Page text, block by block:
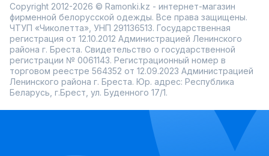
Copyright 2012-2026 © Ramonki.kz - интернет-магазин
фирменной белорусской одежды. Все права защищены.
ЧТУП «Чиколетта», УНП 291136513. Государственная
регистрация от 12.10.2012 Администрацией Ленинского
района г. Бреста. Свидетельство о государственной
регистрации № 0061143. Регистрационный номер в
торговом реестре 564352 от 12.09.2023 Администрацией
Ленинского района г. Бреста. Юр. адрес: Республика
Беларусь, г.Брест, ул. Буденного 17/1.